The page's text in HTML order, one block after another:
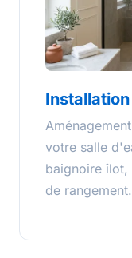
votre salle
baignoire îlot,
de rangement.